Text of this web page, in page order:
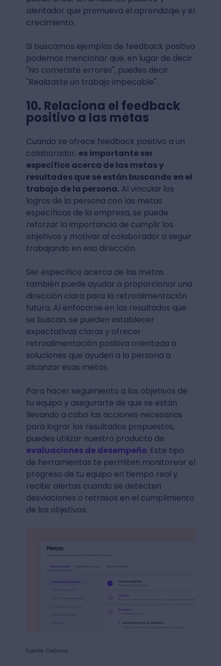
alentador que promueva el aprendizaje y el
crecimiento.
Si buscamos ejemplos de feedback positivo
podemos mencionar que, en lugar de decir
"No cometiste errores", puedes decir
"Realizaste un trabajo impecable".
10. Relaciona el feedback
positivo a las metas
Cuando se ofrece feedback positivo a un
colaborador, es importante ser
específico acerca de las metas y
resultados que se están buscando en el
trabajo de la persona.Al vincular los
logros de la persona con las metas
específicas de la empresa, se puede
reforzar la importancia de cumplir los
objetivos y motivar al colaborador a seguir
trabajando en esa dirección.
Ser específico acerca de las metas
también puede ayudar a proporcionar una
dirección clara para la retroalimentación
futura. Al enfocarse en los resultados que
se buscan, se pueden establecer
expectativas claras y ofrecer
retroalimentación positiva orientada a
soluciones que ayuden a la persona a
alcanzar esas metas.
Para hacer seguimiento a los objetivos de
tu equipo y asegurarte de que se están
llevando a cabo las acciones necesarias
para lograr los resultados propuestos,
puedes utilizar nuestro producto de
evaluaciones de desempeño. Este tipo
de herramientas te permiten monitorear el
progreso de tu equipo en tiempo real y
recibir alertas cuando se detecten
desviaciones o retrasos en el cumplimiento
de los objetivos.
Fuente: Crehana